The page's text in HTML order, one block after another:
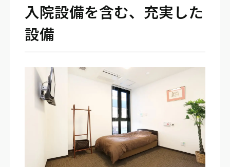
入院設備を含む、充実した
設備